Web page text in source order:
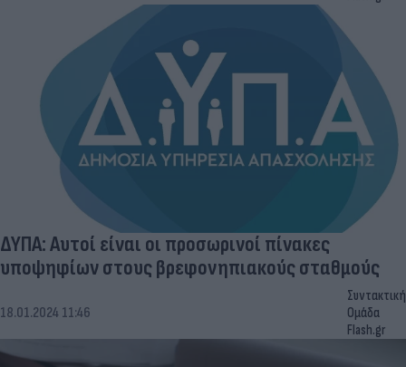
ΔΥΠΑ: Αυτοί είναι οι προσωρινοί πίνακες
υποψηφίων στους βρεφονηπιακούς σταθμούς
18.01.2024 11:46
Συντακτική
Ομάδα
Flash.gr